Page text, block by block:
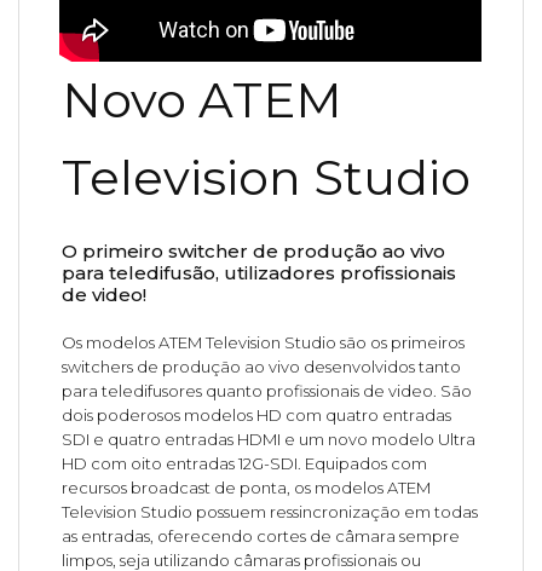
Novo ATEM
Television Studio
O primeiro switcher de produção ao vivo
para teledifusão, utilizadores profissionais
de video!
Os modelos ATEM Television Studio são os primeiros
switchers de produção ao vivo desenvolvidos tanto
para teledifusores quanto profissionais de video. São
dois poderosos modelos HD com quatro entradas
SDI e quatro entradas HDMI e um novo modelo Ultra
HD com oito entradas 12G-SDI. Equipados com
recursos broadcast de ponta, os modelos ATEM
Television Studio possuem ressincronização em todas
as entradas, oferecendo cortes de câmara sempre
limpos, seja utilizando câmaras profissionais ou